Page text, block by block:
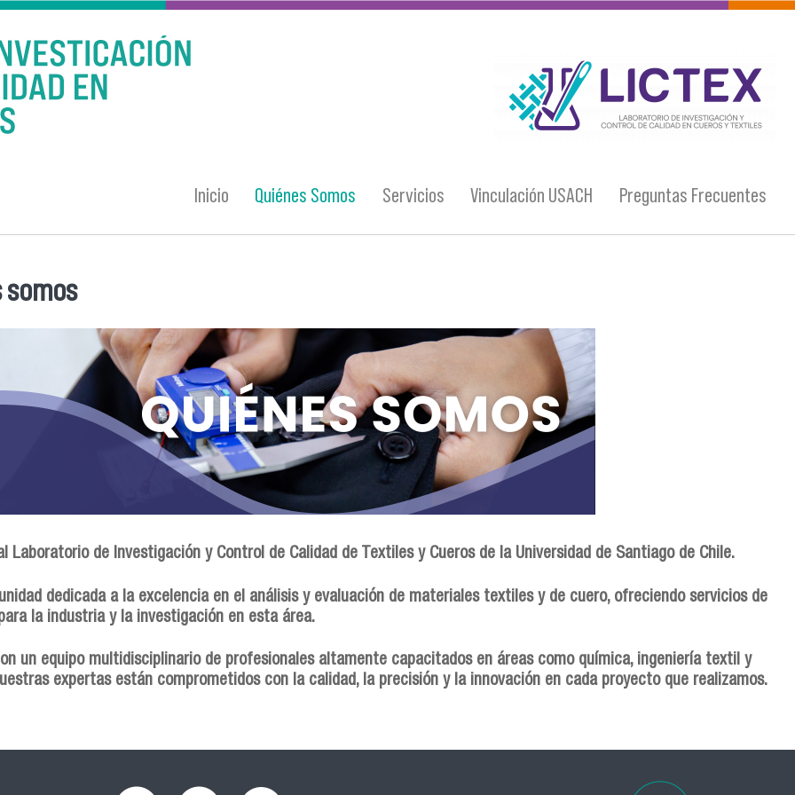
logo_lictex_mesa_de_trabajo_1.png
Inicio Quiénes Somos Servicios Vinculación USACH Preguntas Frecuentes
usted aquí
somos
Laboratorio de Investigación y Control de Calidad de Textiles y Cueros de la Universidad de Santiago de Chile.
dedicada a la excelencia en el análisis y evaluación de materiales textiles y de cuero, ofreciendo servicios de
la industria y la investigación en esta área.
un equipo multidisciplinario de profesionales altamente capacitados en áreas como química, ingeniería textil y
expertas están comprometidos con la calidad, la precisión y la innovación en cada proyecto que realizamos.